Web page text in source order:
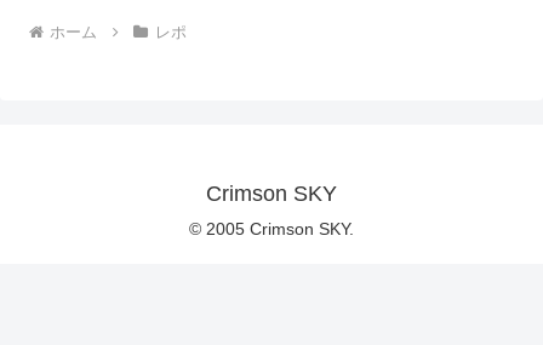
ホーム レポ
Crimson SKY
© 2005 Crimson SKY.